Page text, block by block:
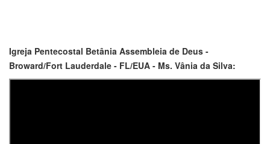
Igreja Pentecostal Betânia Assembleia de Deus -
Broward/Fort Lauderdale - FL/EUA - Ms. Vânia da Silva: